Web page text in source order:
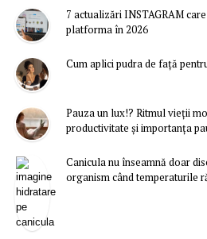
7 actualizări INSTAGRAM
platforma în 2026
Cum aplici pudra de față
Pauza un lux!? Ritmul vieții
productivitate și importanța
Canicula nu înseamnă doar
organism când temperaturile